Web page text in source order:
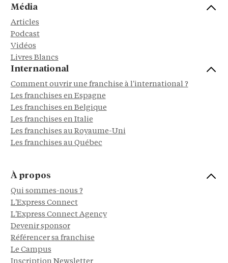
Média
Articles
Podcast
Vidéos
Livres Blancs
International
Comment ouvrir une franchise à l'international ?
Les franchises en Espagne
Les franchises en Belgique
Les franchises en Italie
Les franchises au Royaume-Uni
Les franchises au Québec
À propos
Qui sommes-nous ?
L'Express Connect
L'Express Connect Agency
Devenir sponsor
Référencer sa franchise
Le Campus